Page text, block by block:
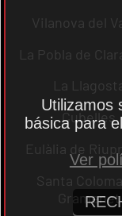
Vilanova del
La Pobla de
La
Cubelles
Eulàlia de
Santa
Gramenet
Utilizamos
básica para
Ver